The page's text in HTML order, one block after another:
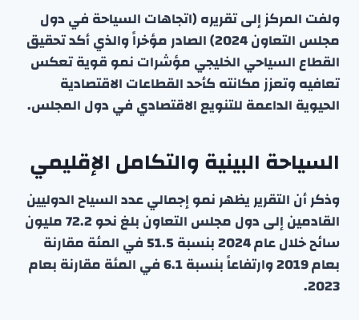
ولفت المركز إلى تقريره (اتجاهات السياحة في دول
مجلس التعاون 2024) الصادر مؤخراً والذي أكد تحقيق
القطاع السياحي الخليجي مؤشرات نمو قوية تعكس
تعافيه وتعزز مكانته كأحد القطاعات الاقتصادية
الحيوية الداعمة للتنويع الاقتصادي في دول المجلس.
السياحة البينية والتكامل الإقليمي
وذكر أن التقرير يظهر نمو إجمالي عدد السياح الدوليين
القادمين إلى دول مجلس التعاون بلغ نحو 72.2 مليون
سائح خلال عام 2024 بنسبة 51.5 في المئة مقارنة
بعام 2019 وارتفاعاً بنسبة 6.1 في المئة مقارنة بعام
2023.